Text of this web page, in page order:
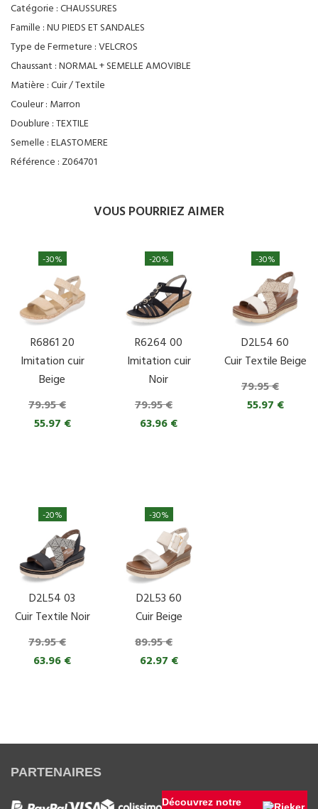
Catégorie :CHAUSSURES
Famille :NU PIEDS ET SANDALES
Type de Fermeture :VELCROS
Chaussant :NORMAL + SEMELLE AMOVIBLE
Matière :Cuir / Textile
Couleur : Marron
Doublure :TEXTILE
Semelle :ELASTOMERE
Référence : Z064701
VOUS POURRIEZ AIMER
R6861 20
Imitation cuir
Beige
79.95 €
55.97 €
-30%
R6264 00
Imitation cuir
Noir
79.95 €
63.96 €
-20%
D2L54 60
Cuir Textile Beige
79.95 €
55.97 €
-30%
D2L54 03
Cuir Textile Noir
79.95 €
63.96 €
-20%
D2L53 60
Cuir Beige
89.95 €
62.97 €
-30%
PARTENAIRES
Découvrez notre